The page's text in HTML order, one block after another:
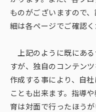
ものがございますので
細は各ページでご確認く
上記のように既にあ
すが、独自のコンテンツ
作成する事により、自
ことも出来ます。指導
育は対面で行ったほう